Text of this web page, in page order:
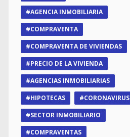
AGENCIA INMOBILIARIA
COMPRAVENTA
COMPRAVENTA DE VIVIENDAS
PRECIO DE LA VIVIENDA
AGENCIAS INMOBILIARIAS
HIPOTECAS
CORONAVIRUS
SECTOR INMOBILIARIO
COMPRAVENTAS